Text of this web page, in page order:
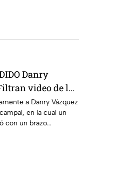
Danry
video de la
a Danry Vázquez
en la cual un
con un brazo